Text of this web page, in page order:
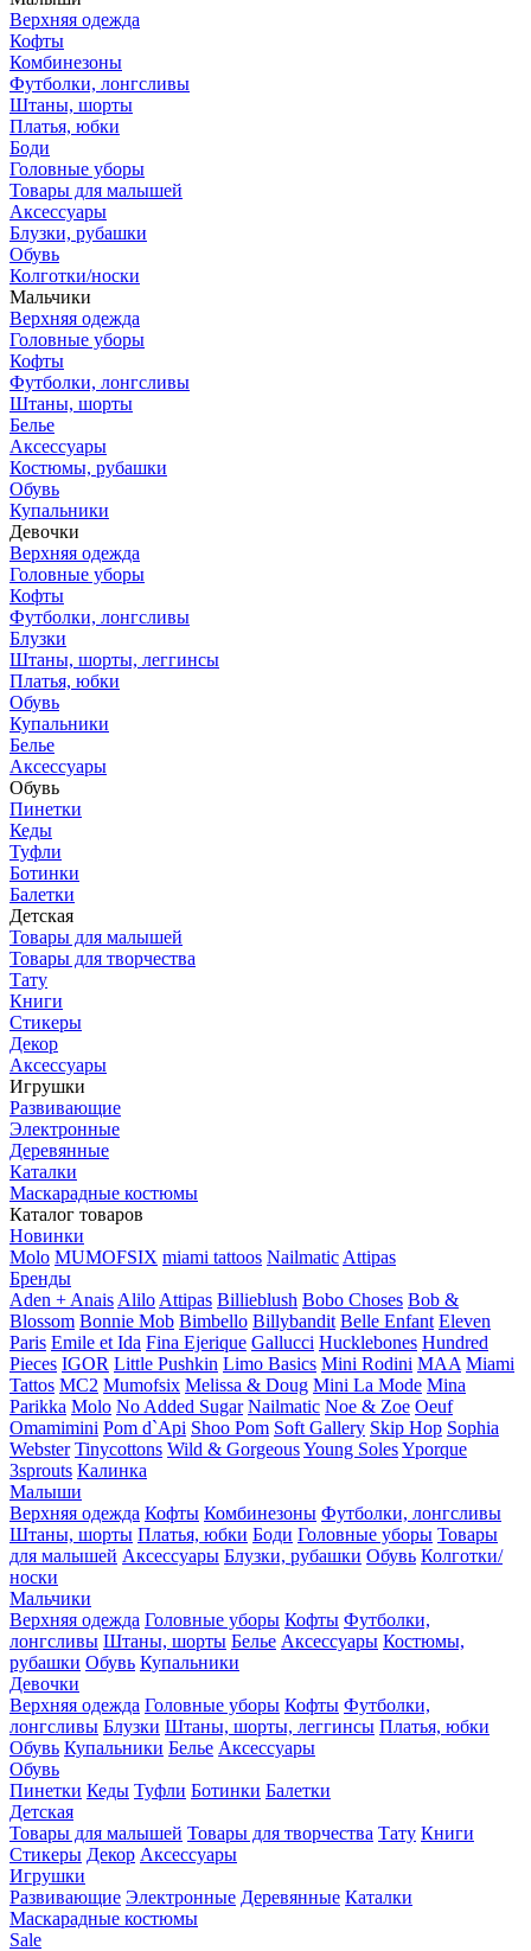
Верхняя одежда
Кофты
Комбинезоны
Футболки, лонгсливы
Штаны, шорты
Платья, юбки
Боди
Головные уборы
Товары для малышей
Аксессуары
Блузки, рубашки
Обувь
Колготки/носки
Мальчики
Верхняя одежда
Головные уборы
Кофты
Футболки, лонгсливы
Штаны, шорты
Белье
Аксессуары
Костюмы, рубашки
Обувь
Купальники
Девочки
Верхняя одежда
Головные уборы
Кофты
Футболки, лонгсливы
Блузки
Штаны, шорты, леггинсы
Платья, юбки
Обувь
Купальники
Белье
Аксессуары
Обувь
Пинетки
Кеды
Туфли
Ботинки
Балетки
Детская
Товары для малышей
Товары для творчества
Тату
Книги
Стикеры
Декор
Аксессуары
Игрушки
Развивающие
Электронные
Деревянные
Каталки
Маскарадные костюмы
Каталог товаров
Новинки
Molo MUMOFSIX miami tattoos Nailmatic Attipas
Бренды
Aden + Anais Alilo Attipas Billieblush Bobo Choses Bob &
Blossom Bonnie Mob Bimbello Billybandit Belle Enfant Eleven
Paris Emile et Ida Fina Ejerique Gallucci Hucklebones Hundred
Pieces IGOR Little Pushkin Limo Basics Mini Rodini MAA Miami
Tattos MC2 Mumofsix Melissa & Doug Mini La Mode Mina
Parikka Molo No Added Sugar Nailmatic Noe & Zoe Oeuf
Omamimini Pom d`Api Shoo Pom Soft Gallery Skip Hop Sophia
Webster Tinycottons Wild & GorgeousYoung SolesYporque
3sprouts Калинка
Малыши
Верхняя одежда Кофты Комбинезоны Футболки, лонгсливы
Штаны, шорты Платья, юбки Боди Головные уборы Товары
для малышей Аксессуары Блузки, рубашки Обувь Колготки/
носки
Мальчики
Верхняя одежда Головные уборы Кофты Футболки,
лонгсливы Штаны, шорты Белье Аксессуары Костюмы,
рубашки Обувь Купальники
Девочки
Верхняя одежда Головные уборы Кофты Футболки,
лонгсливы Блузки Штаны, шорты, леггинсы Платья, юбки
Обувь Купальники Белье Аксессуары
Обувь
Пинетки Кеды Туфли Ботинки Балетки
Детская
Товары для малышей Товары для творчества Тату Книги
Стикеры Декор Аксессуары
Игрушки
Развивающие Электронные Деревянные Каталки
Маскарадные костюмы
Sale